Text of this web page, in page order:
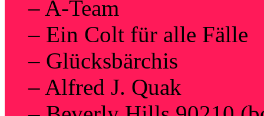
– A-Team
– Ein Colt für alle Fälle
– Glücksbärchis
– Alfred J. Quak